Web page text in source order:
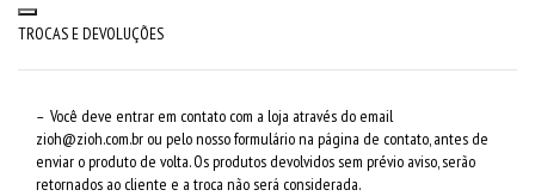
TROCAS E DEVOLUÇÕES
– Você deve entrar em contato com a loja através do email
zioh@zioh.com.br ou pelo nosso formulário na página de contato, antes de
enviar o produto de volta. Os produtos devolvidos sem prévio aviso, serão
retornados ao cliente e a troca não será considerada.